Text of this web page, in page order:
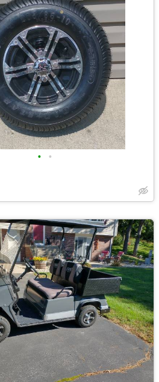
• •